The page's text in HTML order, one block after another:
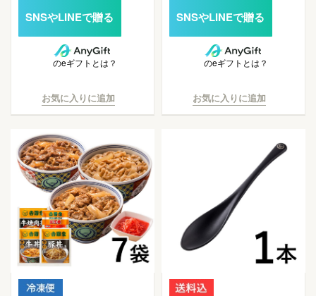
のeギフトとは？
お気に入りに追加
のeギフトとは？
お気に入りに追加